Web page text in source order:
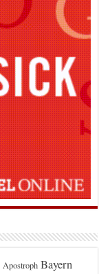
Apostroph Bayern